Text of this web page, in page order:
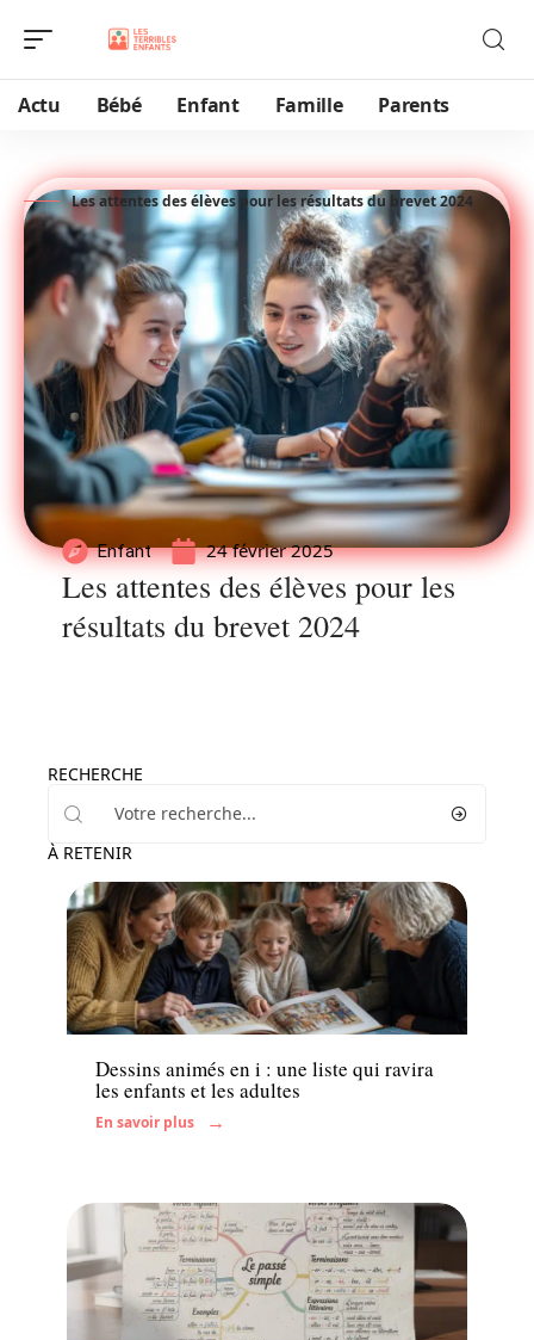
Actu Bébé Enfant Famille Parents
Les attentes des élèves pour les résultats du brevet 2024
Enfant 24 février 2025
Les attentes des élèves pour les
résultats du brevet 2024
RECHERCHE
À RETENIR
Famille
Dessins animés en i : une liste qui ravira
les enfants et les adultes
En savoir plus
Enfant